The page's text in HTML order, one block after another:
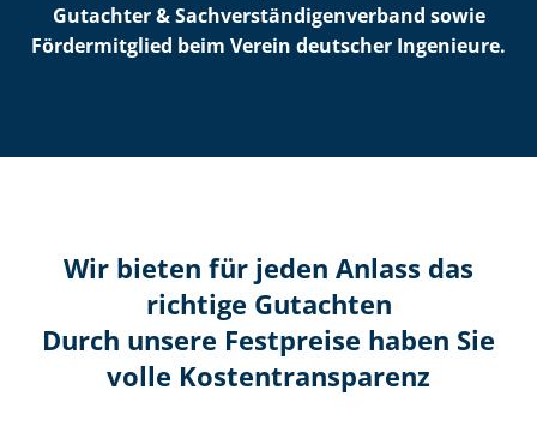
Gutachter & Sach­ver­stän­di­gen­ver­band sowie
Fördermitglied beim Verein deutscher Ingenieure.
Wir bieten für jeden Anlass das
richtige Gutachten
Durch unsere Festpreise haben Sie
volle Kosten­transparenz